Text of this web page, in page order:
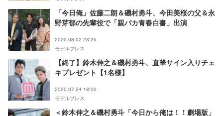
「今日俺」佐藤二朗＆磯村勇斗、今田美桜の父＆永
野芽郁の先輩役で「親バカ青春白書」出演
2020.08.02 23:25
モデルプレス
【終了】鈴木伸之＆磯村勇斗、直筆サイン入りチェ
キプレゼント【1名様】
2020.07.24 18:00
モデルプレス
＜鈴木伸之＆磯村勇斗「今日から俺は！！劇場版」